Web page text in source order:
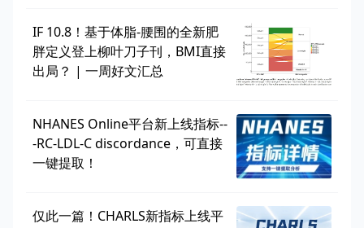
IF 10.8！基于体脂-腰围的全新肥
胖定义登上柳叶刀子刊，BMI直接
出局？ | 一周好文汇总
NHANES Online平台新上线指标--
-RC-LDL-C discordance，可直接
一键提取！
仅此一篇！CHARLS新指标上线平